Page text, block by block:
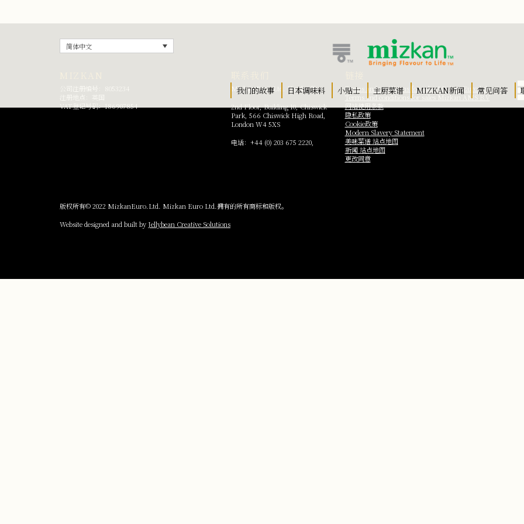
简体中文
我们的故事 日本调味料 小贴士 主厨菜谱 MIZKAN新闻 常见问答
公司注册编号：8053234
注册地点：英国
VAT登记号码：186907854
Mizkan Euro Ltd. Head Office
2nd Floor, Building 10, Chiswick
Park, 566 Chiswick High Road,
London W4 5XS
电话： +44 (0) 203 675 2220,
Terms and conditions for sales Mizkan Euro ltd
Terms and conditions for sales Mizkan AMS B.V
网站使用条款
隐私政策
Cookie政策
Modern Slavery Statement
美味菜谱 站点地图
新闻 站点地图
更改同意
版权所有© 2022 MizkanEuro.Ltd. Mizkan Euro Ltd.拥有的所有商标和版权。
Website designed and built by Jellybean Creative Solutions